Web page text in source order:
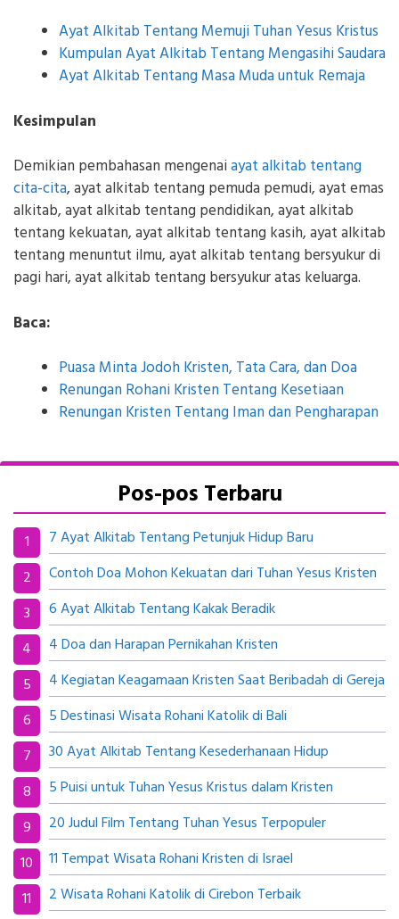
Ayat Alkitab Tentang Memuji Tuhan Yesus Kristus
Kumpulan Ayat Alkitab Tentang Mengasihi Saudara
Ayat Alkitab Tentang Masa Muda untuk Remaja
Kesimpulan
Demikian pembahasan mengenaiayat alkitab tentang
cita-cita, ayat alkitab tentang pemuda pemudi, ayat emas
alkitab, ayat alkitab tentang pendidikan, ayat alkitab
tentang kekuatan, ayat alkitab tentang kasih, ayat alkitab
tentang menuntut ilmu, ayat alkitab tentang bersyukur di
pagi hari, ayat alkitab tentang bersyukur atas keluarga.
Baca:
Puasa Minta Jodoh Kristen, Tata Cara, dan Doa
Renungan Rohani Kristen Tentang Kesetiaan
Renungan Kristen Tentang Iman dan Pengharapan
Pos-pos Terbaru
7 Ayat Alkitab Tentang Petunjuk Hidup Baru
Contoh Doa Mohon Kekuatan dari Tuhan Yesus Kristen
6 Ayat Alkitab Tentang Kakak Beradik
4 Doa dan Harapan Pernikahan Kristen
4 Kegiatan Keagamaan Kristen Saat Beribadah di Gereja
5 Destinasi Wisata Rohani Katolik di Bali
30 Ayat Alkitab Tentang Kesederhanaan Hidup
5 Puisi untuk Tuhan Yesus Kristus dalam Kristen
20 Judul Film Tentang Tuhan Yesus Terpopuler
11 Tempat Wisata Rohani Kristen di Israel
2 Wisata Rohani Katolik di Cirebon Terbaik